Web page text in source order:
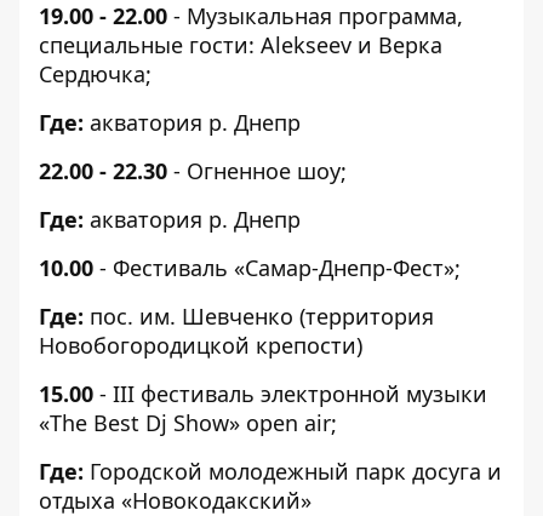
19.00 - 22.00 - Музыкальная программа,
специальные гости: Alekseev и Верка
Сердючка;
Где: акватория р. Днепр
22.00 - 22.30 - Огненное шоу;
Где: акватория р. Днепр
10.00 - Фестиваль «Самар-Днепр-Фест»;
Где: пос. им. Шевченко (территория
Новобогородицкой крепости)
15.00 - III фестиваль электронной музыки
«The Best Dj Show» open air;
Где: Городской молодежный парк досуга и
отдыха «Новокодакский»